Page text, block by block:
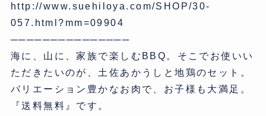
http://www.suehiloya.com/SHOP/30-
057.html?mm=09904
───────────────
海に、山に、家族で楽しむBBQ。そこでお使いい
ただきたいのが、土佐あかうしと地鶏のセット。
バリエーション豊かなお肉で、お子様も大満足。
『送料無料』です。